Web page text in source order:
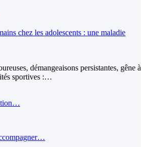
chez les adolescents : une maladie
démangeaisons persistantes, gêne à
sportives :…